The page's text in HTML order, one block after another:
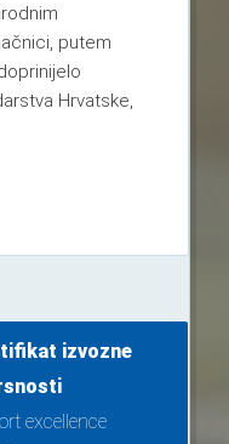
putem
Hrvatske,
izvozne
excellence